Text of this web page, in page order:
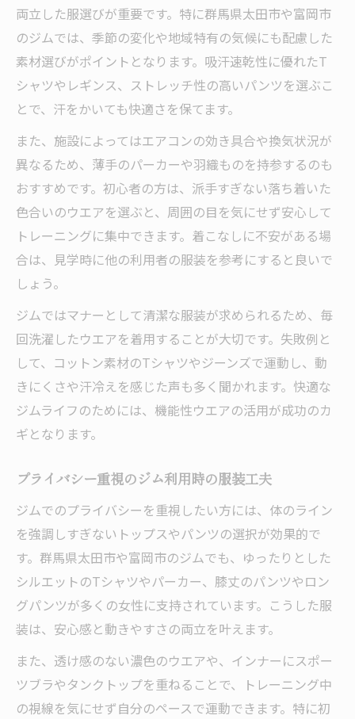
両立した服選びが重要です。特に群馬県太田市や富岡市
のジムでは、季節の変化や地域特有の気候にも配慮した
素材選びがポイントとなります。吸汗速乾性に優れたT
シャツやレギンス、ストレッチ性の高いパンツを選ぶこ
とで、汗をかいても快適さを保てます。
また、施設によってはエアコンの効き具合や換気状況が
異なるため、薄手のパーカーや羽織ものを持参するのも
おすすめです。初心者の方は、派手すぎない落ち着いた
色合いのウエアを選ぶと、周囲の目を気にせず安心して
トレーニングに集中できます。着こなしに不安がある場
合は、見学時に他の利用者の服装を参考にすると良いで
しょう。
ジムではマナーとして清潔な服装が求められるため、毎
回洗濯したウエアを着用することが大切です。失敗例と
して、コットン素材のTシャツやジーンズで運動し、動
きにくさや汗冷えを感じた声も多く聞かれます。快適な
ジムライフのためには、機能性ウエアの活用が成功のカ
ギとなります。
プライバシー重視のジム利用時の服装工夫
ジムでのプライバシーを重視したい方には、体のライン
を強調しすぎないトップスやパンツの選択が効果的で
す。群馬県太田市や富岡市のジムでも、ゆったりとした
シルエットのTシャツやパーカー、膝丈のパンツやロン
グパンツが多くの女性に支持されています。こうした服
装は、安心感と動きやすさの両立を叶えます。
また、透け感のない濃色のウエアや、インナーにスポー
ツブラやタンクトップを重ねることで、トレーニング中
の視線を気にせず自分のペースで運動できます。特に初